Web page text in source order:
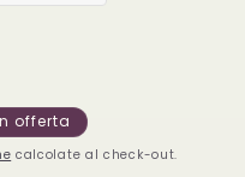
offerta
calcolate al check-out.